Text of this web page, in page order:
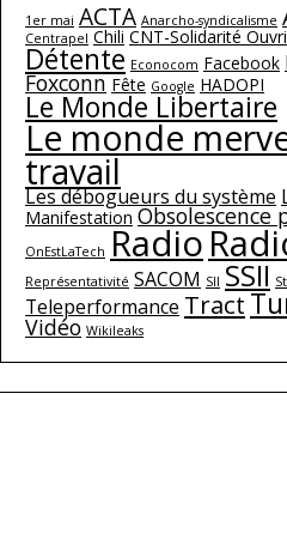
1er mai ACTA Anarcho-syndicalisme
Centrapel Chili CNT-Solidarité
Détente Econocom Facebook
Foxconn Fête Google HADOPI
Le Monde Libertaire
Le monde
travail
Les débogueurs du système
Manifestation Obsolescence
OnEstLaTech Radio
Représentativité SACOM SII SSII
Teleperformance Tract
Vidéo Wikileaks